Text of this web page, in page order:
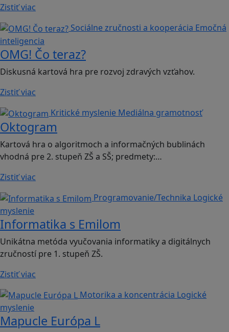
Zistiť viac
Sociálne zručnosti a kooperácia Emočná
inteligencia
OMG! Čo teraz?
Diskusná kartová hra pre rozvoj zdravých vzťahov.
Zistiť viac
Kritické myslenie Mediálna gramotnosť
Oktogram
Kartová hra o algoritmoch a informačných bublinách
vhodná pre 2. stupeň ZŠ a SŠ; predmety:…
Zistiť viac
Programovanie/Technika Logické
myslenie
Informatika s Emilom
Unikátna metóda vyučovania informatiky a digitálnych
zručností pre 1. stupeň ZŠ.
Zistiť viac
Motorika a koncentrácia Logické
myslenie
Mapucle Európa L